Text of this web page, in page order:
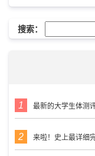
搜索：
最新的大学生体测
来啦！史上最详细